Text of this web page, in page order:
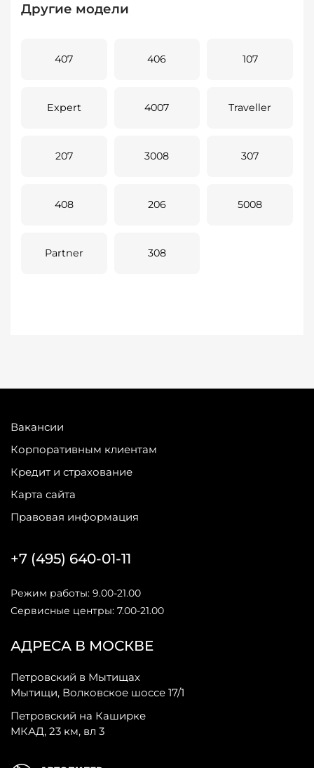
Другие модели
407 406 107
Expert 4007 Traveller
207 3008 307
408 206 5008
Partner 308
Вакансии
Корпоративным клиентам
Кредит и страхование
Карта сайта
Правовая информация
АДРЕСА В МОСКВЕ
Петровский в Мытищах
Мытищи, Волковское шоссе 17/1
Петровский на Каширке
МКАД, 23 км, вл 3
+7 (495) 640-01-11
Режим работы: 9.00-21.00
Сервисные центры: 7.00-21.00